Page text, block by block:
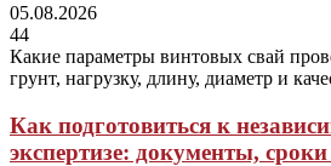
05.08.2026
44
Какие параметры винтовых свай
грунт, нагрузку, длину, диаметр и
Как подготовиться к
экспертизе: документы,